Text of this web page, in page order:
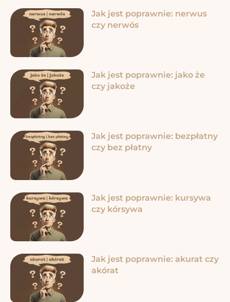
Jak jest poprawnie: nerwus
czy nerwós
Jak jest poprawnie: jako że
czy jakoże
Jak jest poprawnie: bezpłatny
czy bez płatny
Jak jest poprawnie: kursywa
czy kórsywa
Jak jest poprawnie: akurat czy
akórat